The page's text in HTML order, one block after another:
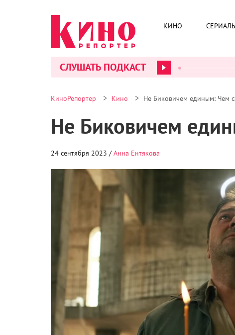
КИНО
СЛУШАТЬ ПОДКАСТ
КиноРепортер > Кино > Не Биковичем единым: Чем
Не Биковичем
24 сентября 2023 /Анна Ентякова